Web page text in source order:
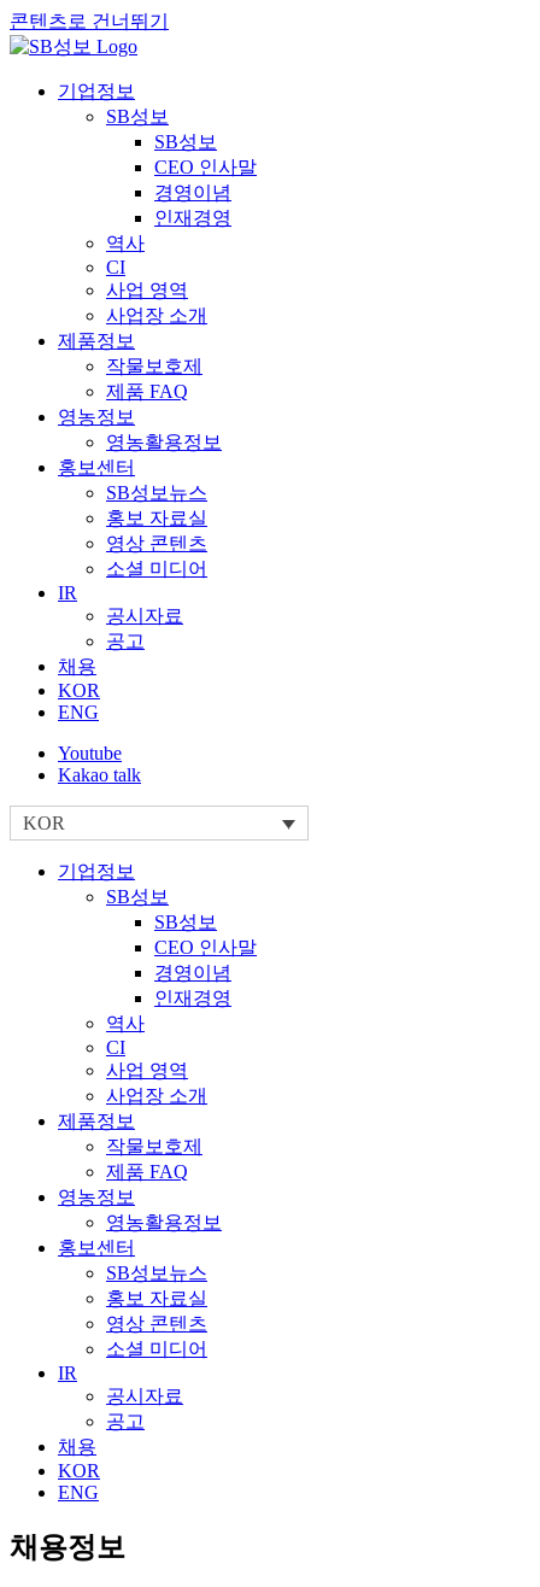
콘텐츠로 건너뛰기
기업정보
SB성보
SB성보
CEO 인사말
경영이념
인재경영
역사
CI
사업 영역
사업장 소개
제품정보
작물보호제
제품 FAQ
영농정보
영농활용정보
홍보센터
SB성보뉴스
홍보 자료실
영상 콘텐츠
소셜 미디어
IR
공시자료
공고
채용
KOR
ENG
Youtube
Kakao talk
KOR
기업정보
SB성보
SB성보
CEO 인사말
경영이념
인재경영
역사
CI
사업 영역
사업장 소개
제품정보
작물보호제
제품 FAQ
영농정보
영농활용정보
홍보센터
SB성보뉴스
홍보 자료실
영상 콘텐츠
소셜 미디어
IR
공시자료
공고
채용
KOR
ENG
채용정보